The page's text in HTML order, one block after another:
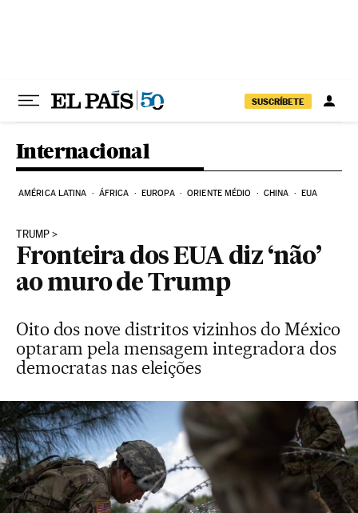
SUSCRÍBETE
Internacional
AMÉRICA LATINA ÁFRICA EUROPA ORIENTE MÉDIO CHINA EUA
TRUMP
Fronteira dos EUA diz ‘não’
ao muro de Trump
Oito dos nove distritos vizinhos do México
optaram pela mensagem integradora dos
democratas nas eleições